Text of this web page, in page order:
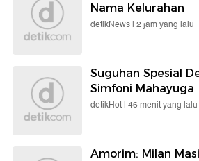
Nama Kelurahan
detikNews | 2 jam yang lalu
Suguhan Spesial
Simfoni Mahayuga
detikHot | 46 menit yang lalu
Amorim: Milan